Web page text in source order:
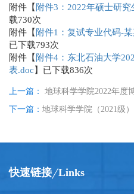
附件【 附件3：2022年硕士研
载730次
附件【 附件1：复试专业代码-
已下载793次
附件【 附件4：东北石油大学
表.doc 】已下载836次
上一篇： 地球科学学院2022年度
下一篇： 地球科学学院（2021级
快速链接 Links